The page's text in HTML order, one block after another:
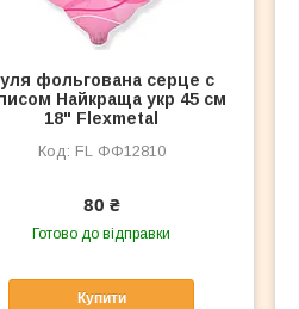
фольгована серце с
Найкраща укр 45 см
18" Flexmetal
FL ФФ12810
80 ₴
Готово до відправки
Купити